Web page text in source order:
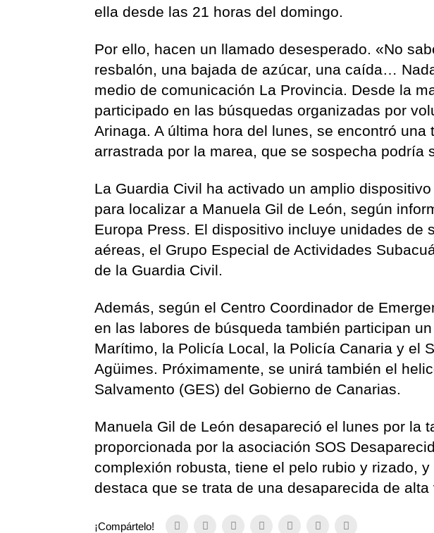
ella desde las 21 horas del domingo.
Por ello, hacen un llamado desesperado. «No
resbalón, una bajada de azúcar, una caída…
medio de comunicación La Provincia. Desde la
participado en las búsquedas organizadas por
Arinaga. A última hora del lunes, se encontró
arrastrada por la marea, que se sospecha podría
La Guardia Civil ha activado un amplio
para localizar a Manuela Gil de León, según
Europa Press. El dispositivo incluye unidades de
aéreas, el Grupo Especial de Actividades
de la Guardia Civil.
Además, según el Centro Coordinador de
en las labores de búsqueda también participan
Marítimo, la Policía Local, la Policía Canaria y el
Agüimes. Próximamente, se unirá también el
Salvamento (GES) del Gobierno de Canarias.
Manuela Gil de León desapareció el lunes por la
proporcionada por la asociación SOS
complexión robusta, tiene el pelo rubio y rizado,
destaca que se trata de una desaparecida de alta
¡Compártelo!